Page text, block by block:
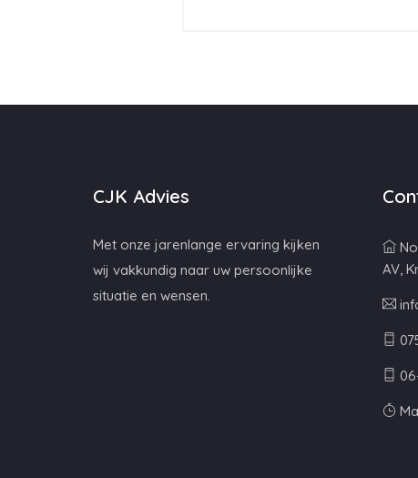
CJK Advies
Met onze jarenlange ervaring kijken
wij vakkundig naar uw persoonlijke
situatie en wensen.
AV,